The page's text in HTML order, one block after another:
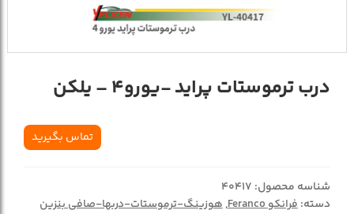
درب ترموستات پراید -یورو4 – یلکن
تماس بگیرید
شناسه محصول: 40417
دسته:فرانکو Feranco ,هوزینگ-ترموستات-دربها-صافی بنزین